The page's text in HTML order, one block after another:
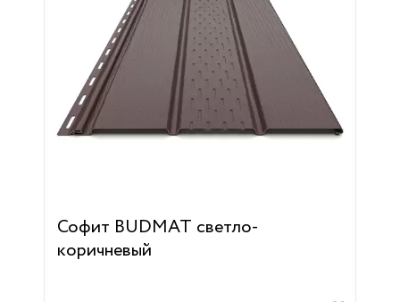
Софит BUDMAT светло-
коричневый